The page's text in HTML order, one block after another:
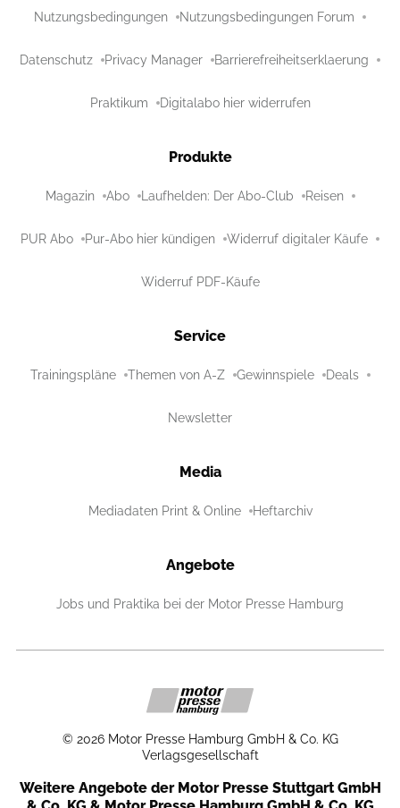
Nutzungsbedingungen Nutzungsbedingungen Forum
Datenschutz Privacy Manager Barrierefreiheitserklaerung
Praktikum Digitalabo hier widerrufen
Produkte
Magazin Abo Laufhelden: Der Abo-Club Reisen
PUR Abo Pur-Abo hier kündigen Widerruf digitaler Käufe
Widerruf PDF-Käufe
Service
Trainingspläne Themen von A-Z Gewinnspiele Deals
Newsletter
Media
Mediadaten Print & Online Heftarchiv
Angebote
Jobs und Praktika bei der Motor Presse Hamburg
© 2026 Motor Presse Hamburg GmbH & Co. KG
Verlagsgesellschaft
Weitere Angebote der Motor Presse Stuttgart GmbH